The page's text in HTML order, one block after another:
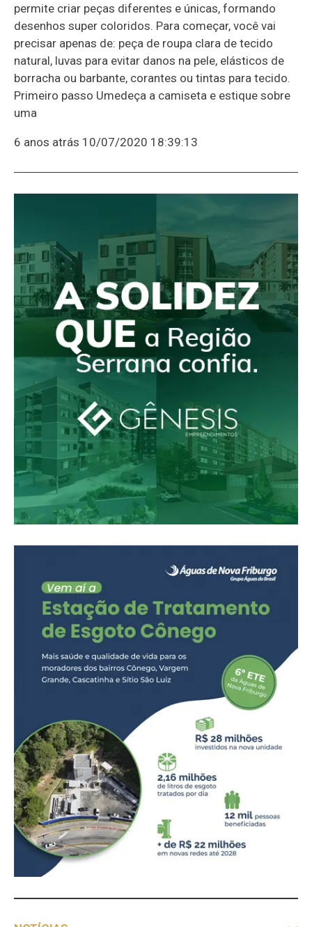
permite criar peças diferentes e únicas, formando
desenhos super coloridos. Para começar, você vai
precisar apenas de: peça de roupa clara de tecido
natural, luvas para evitar danos na pele, elásticos de
borracha ou barbante, corantes ou tintas para tecido.
Primeiro passo Umedeça a camiseta e estique sobre
uma
6 anos atrás 10/07/2020 18:39:13